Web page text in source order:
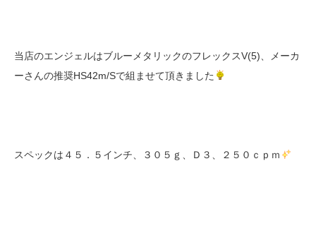
当店のエンジェルはブルーメタリックのフレックスV(5)、メーカ
ーさんの推奨HS42m/Sで組ませて頂きました
スペックは４５．５インチ、３０５ｇ、Ｄ３、２５０ｃｐｍ